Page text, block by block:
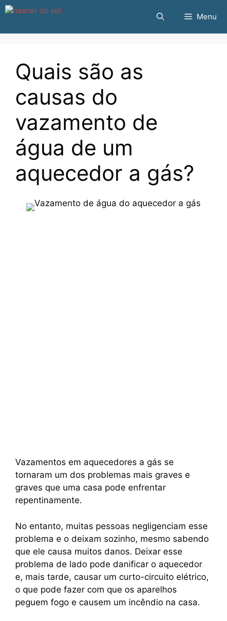
Pular
o
Menu
Quais são as
causas do
vazamento de
água de um
aquecedor a gás?
Vazamentos em aquecedores a gás se
tornaram um dos problemas mais graves e
graves que uma casa pode enfrentar
repentinamente.
No entanto, muitas pessoas negligenciam esse
problema e o deixam sozinho, mesmo sabendo
que ele causa muitos danos. Deixar esse
problema de lado pode danificar o aquecedor
e, mais tarde, causar um curto-circuito elétrico,
o que pode fazer com que os aparelhos
peguem fogo e causem um incêndio na casa.